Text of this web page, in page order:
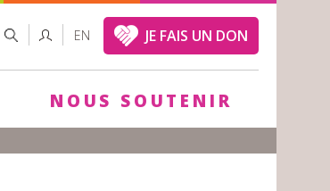
FORMULAIRE
DE
RECHERCHER EN JE FAIS UN DON
NOUS SOUTENIR